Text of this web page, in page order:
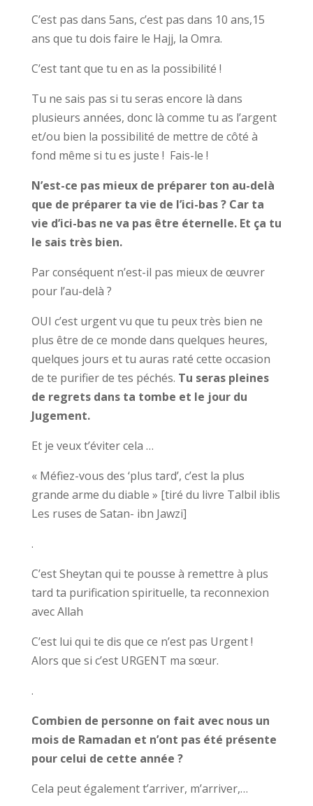
C’est pas dans 5ans, c’est pas dans 10 ans,15
ans que tu dois faire le Hajj, la Omra.
C’est tant que tu en as la possibilité !
Tu ne sais pas si tu seras encore là dans
plusieurs années, donc là comme tu as l’argent
et/ou bien la possibilité de mettre de côté à
fond même si tu es juste ! Fais-le !
N’est-ce pas mieux de préparer ton au-delà
que de préparer ta vie de l’ici-bas ? Car ta
vie d’ici-bas ne va pas être éternelle. Et ça tu
le sais très bien.
Par conséquent n’est-il pas mieux de œuvrer
pour l’au-delà ?
OUI c’est urgent vu que tu peux très bien ne
plus être de ce monde dans quelques heures,
quelques jours et tu auras raté cette occasion
de te purifier de tes péchés. Tu seras pleines
de regrets dans ta tombe et le jour du
Jugement.
Et je veux t’éviter cela …
« Méfiez-vous des ‘plus tard’, c’est la plus
grande arme du diable » [tiré du livre Talbil iblis
Les ruses de Satan- ibn Jawzi]
.
C’est Sheytan qui te pousse à remettre à plus
tard ta purification spirituelle, ta reconnexion
avec Allah
C’est lui qui te dis que ce n’est pas Urgent !
Alors que si c’est URGENT ma sœur.
.
Combien de personne on fait avec nous un
mois de Ramadan et n’ont pas été présente
pour celui de cette année ?
Cela peut également t’arriver, m’arriver,…